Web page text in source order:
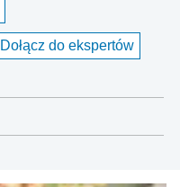
Dołącz do ekspertów